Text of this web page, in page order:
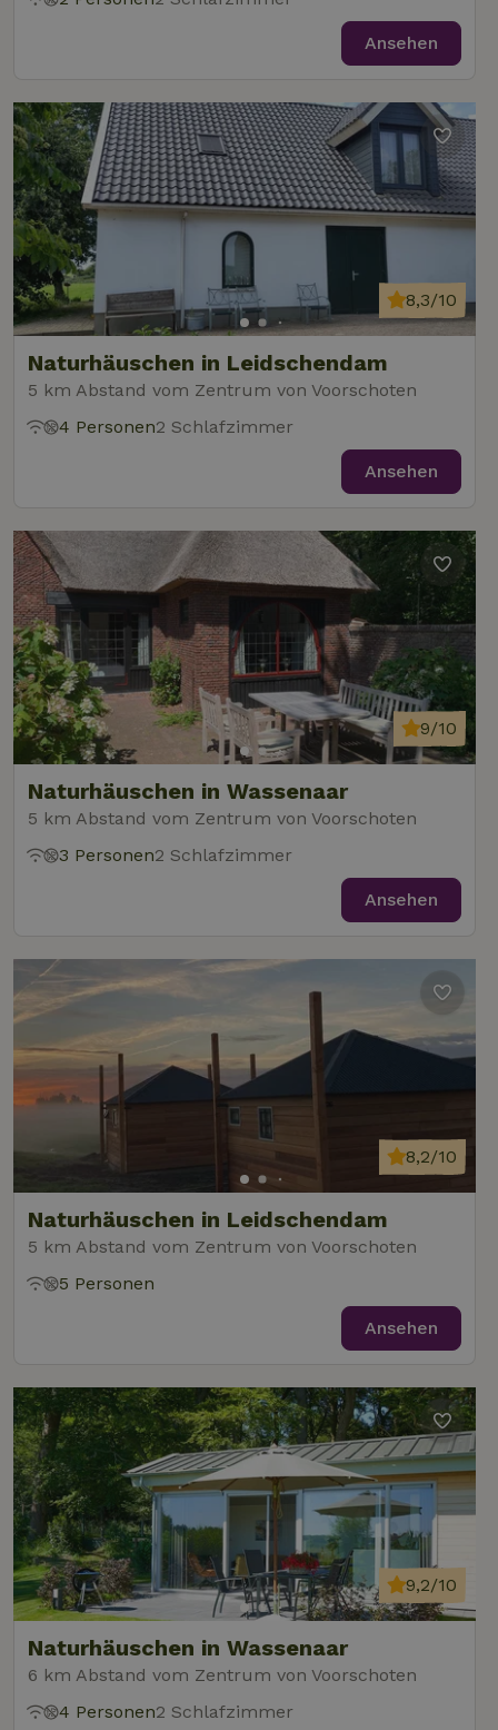
Ansehen
Naturhäuschen in Leidschendam
5 km Abstand vom Zentrum von Voorschoten
8,3/10
4 Personen2 Schlafzimmer
Ansehen
Naturhäuschen in Wassenaar
5 km Abstand vom Zentrum von Voorschoten
9/10
3 Personen2 Schlafzimmer
Ansehen
Naturhäuschen in Leidschendam
5 km Abstand vom Zentrum von Voorschoten
8,2/10
5 Personen
Ansehen
Naturhäuschen in Wassenaar
6 km Abstand vom Zentrum von Voorschoten
9,2/10
4 Personen2 Schlafzimmer